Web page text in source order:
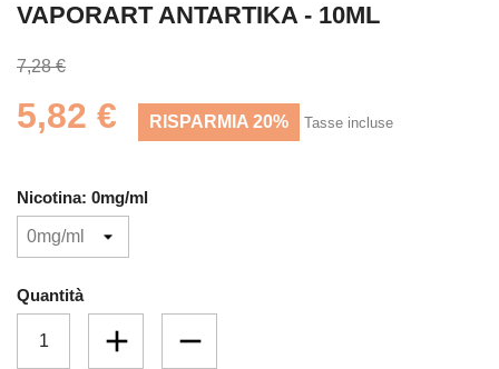
VAPORART ANTARTIKA - 10ML
7,28 €
5,82 € RISPARMIA 20% Tasse incluse
Nicotina: 0mg/ml
Quantità